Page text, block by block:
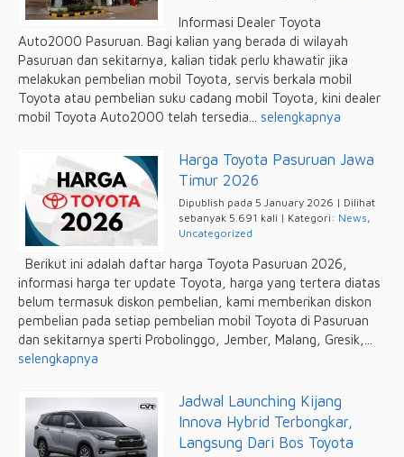
Informasi Dealer Toyota
Auto2000 Pasuruan. Bagi kalian yang berada di wilayah
Pasuruan dan sekitarnya, kalian tidak perlu khawatir jika
melakukan pembelian mobil Toyota, servis berkala mobil
Toyota atau pembelian suku cadang mobil Toyota, kini dealer
mobil Toyota Auto2000 telah tersedia... selengkapnya
Harga Toyota Pasuruan Jawa
Timur 2026
Dipublish pada 5 January 2026 | Dilihat
sebanyak 5.691 kali | Kategori: News,
Uncategorized
Berikut ini adalah daftar harga Toyota Pasuruan 2026,
informasi harga ter update Toyota, harga yang tertera diatas
belum termasuk diskon pembelian, kami memberikan diskon
pembelian pada setiap pembelian mobil Toyota di Pasuruan
dan sekitarnya sperti Probolinggo, Jember, Malang, Gresik,...
selengkapnya
Jadwal Launching Kijang
Innova Hybrid Terbongkar,
Langsung Dari Bos Toyota